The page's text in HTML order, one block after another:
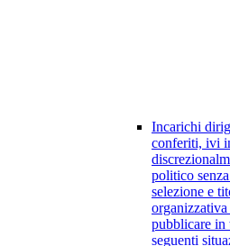
Incarichi
conferiti, ivi
politico
selezione e
pubblicare in
seguenti